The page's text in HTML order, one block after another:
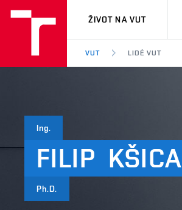
VUT
ŽIVOT NA VUT
VUT LIDÉ VUT
Ing.
FILIP KŠICA
Ph.D.